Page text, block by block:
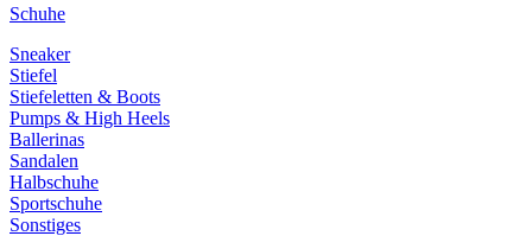
Schuhe
Sneaker
Stiefel
Stiefeletten & Boots
Pumps & High Heels
Ballerinas
Sandalen
Halbschuhe
Sportschuhe
Sonstiges